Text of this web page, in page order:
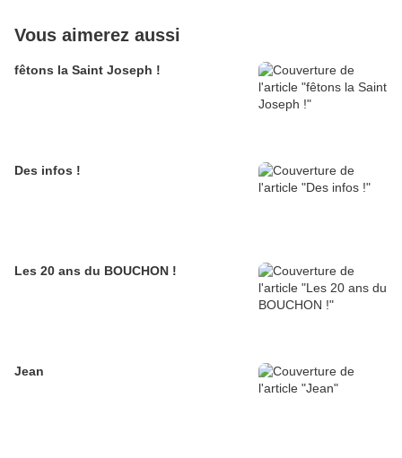
Vous aimerez aussi
fêtons la Saint Joseph !
Des infos !
Les 20 ans du BOUCHON !
Jean